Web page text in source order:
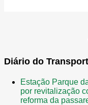
Diário do
Estação Parque
por revitalização
reforma da